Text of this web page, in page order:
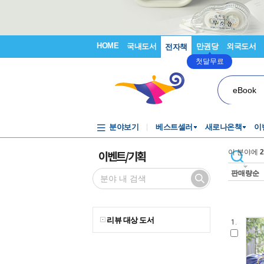
HOME 국내도서 전자책 만권당
첫달무료
외국도서
eBook
분야보기 베스트셀러 새로나온책 이
이벤트/기획
리뷰 대상 도서
이 분야에 2
판매량순
1.